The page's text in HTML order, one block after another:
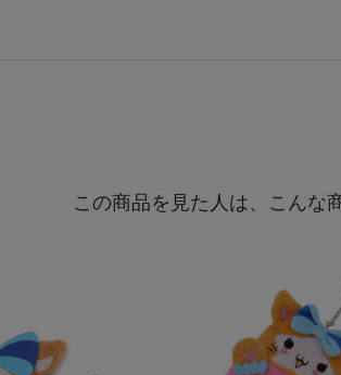
この商品を見た人は、こんな